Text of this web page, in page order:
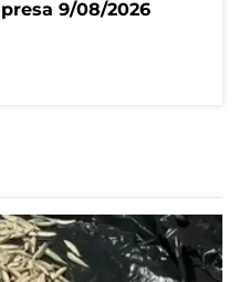
9/08/2026